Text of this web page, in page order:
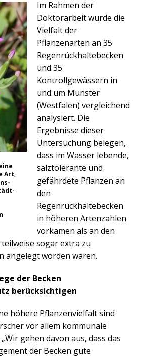
Art,
Im Rahmen der
Doktorarbeit wurde die
Vielfalt der
Pflanzenarten an 35
Regenrückhaltebecken
und 35
Kontrollgewässern in
und um Münster
(Westfalen) vergleichend
analysiert. Die
Ergebnisse dieser
Untersuchung belegen,
dass im Wasser lebende,
salztolerante und
gefährdete Pflanzen an
den
Regenrückhaltebecken
in höheren Artenzahlen
vorkamen als an den
sogar extra zu
angelegt worden waren.
der Becken
berücksichtigen
höhere Pflanzenvielfalt sind
vor allem kommunale
gehen davon aus, dass das
der Becken gute